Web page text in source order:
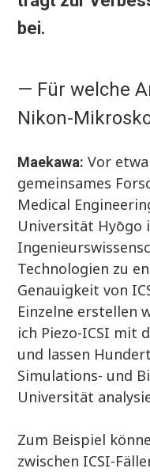
bei.
— Für welche
Nikon-
Maekawa: Vor
gemeinsames
Medical
Universität Hyōgo
Technologien zu
Genauigkeit von
Einzelne erstellen
ich Piezo-ICSI mit
und lassen
Simulations- und
Universität
Zum Beispiel
zwischen ICSI-